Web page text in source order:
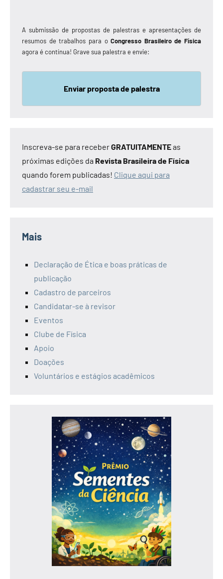
A submissão de propostas de palestras e apresentações de
resumos de trabalhos para oCongresso Brasileiro de Física
agora é contínua! Grave sua palestra e envie:
Enviar proposta de palestra
Inscreva-se para receberGRATUITAMENTEas
próximas edições da Revista Brasileira de Física
quando forem publicadas! Clique aqui para
cadastrar seu e-mail
Mais
Declaração de Ética e boas práticas de
publicação
Cadastro de parceiros
Candidatar-se à revisor
Eventos
Clube de Física
Apoio
Doações
Voluntários e estágios acadêmicos